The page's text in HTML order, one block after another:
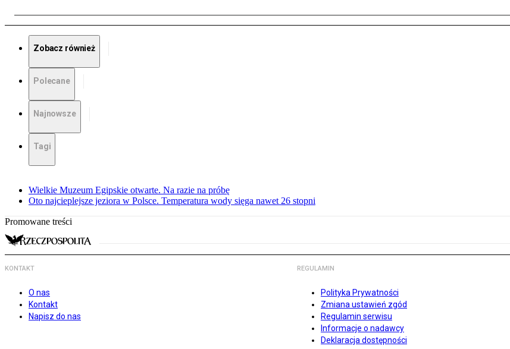
Zobacz również
Polecane
Najnowsze
Tagi
Wielkie Muzeum Egipskie otwarte. Na razie na próbę
Oto najcieplejsze jeziora w Polsce. Temperatura wody sięga nawet 26 stopni
Promowane treści
KONTAKT
O nas
Kontakt
Napisz do nas
REGULAMIN
Polityka Prywatności
Zmiana ustawień zgód
Regulamin serwisu
Informacje o nadawcy
Deklaracja dostępności